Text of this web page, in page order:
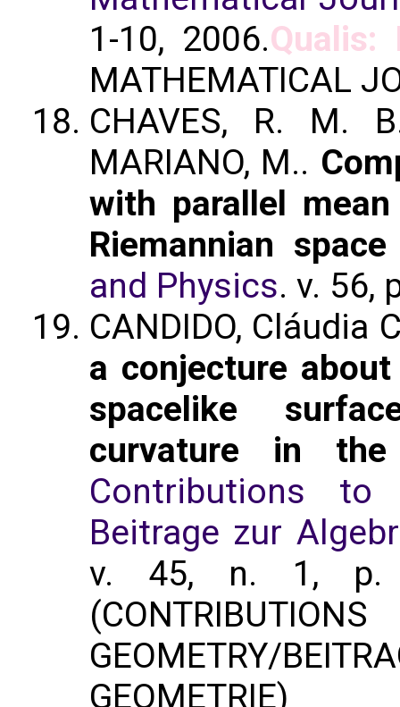
1-10, 2006.Qualis:
MATHEMATICAL
CHAVES, R. M.
MARIANO, M..
with parallel
Riemannian
and Physics. v. 56,
CANDIDO, Cláudia
a conjecture
spacelike
curvature in the
Contributions
Beitrage zur
v. 45, n. 1, p.
GEOMETRY/
GEOMETRIE)